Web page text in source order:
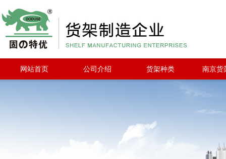
网站首页 公司介绍 货架种类 南京货